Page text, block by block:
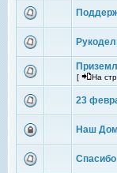
[ На
23
Наш Дом